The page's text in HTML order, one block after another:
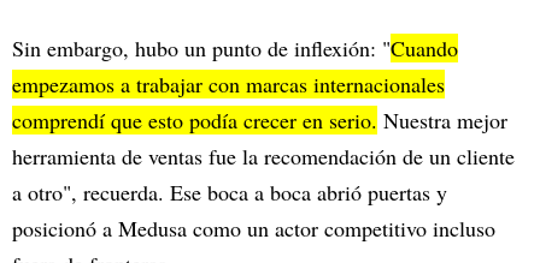
Sin embargo, hubo un punto de inflexión: "Cuando
empezamos a trabajar con marcas internacionales
comprendí que esto podía crecer en serio. Nuestra mejor
herramienta de ventas fue la recomendación de un cliente
a otro", recuerda. Ese boca a boca abrió puertas y
posicionó a Medusa como un actor competitivo incluso